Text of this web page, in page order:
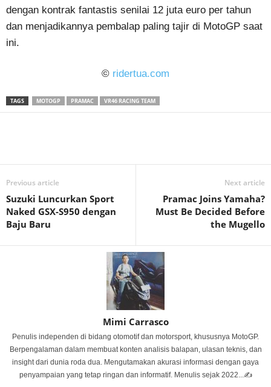
dengan kontrak fantastis senilai 12 juta euro per tahun
dan menjadikannya pembalap paling tajir di MotoGP saat
ini.
© ridertua.com
TAGS MOTOGP PRAMAC VR46 RACING TEAM
Previous article
Suzuki Luncurkan Sport
Naked GSX-S950 dengan
Baju Baru
Next article
Pramac Joins Yamaha?
Must Be Decided Before
the Mugello
Mimi Carrasco
Penulis independen di bidang otomotif dan motorsport, khususnya MotoGP.
Berpengalaman dalam membuat konten analisis balapan, ulasan teknis, dan
insight dari dunia roda dua. Mengutamakan akurasi informasi dengan gaya
penyampaian yang tetap ringan dan informatif. Menulis sejak 2022...✍️